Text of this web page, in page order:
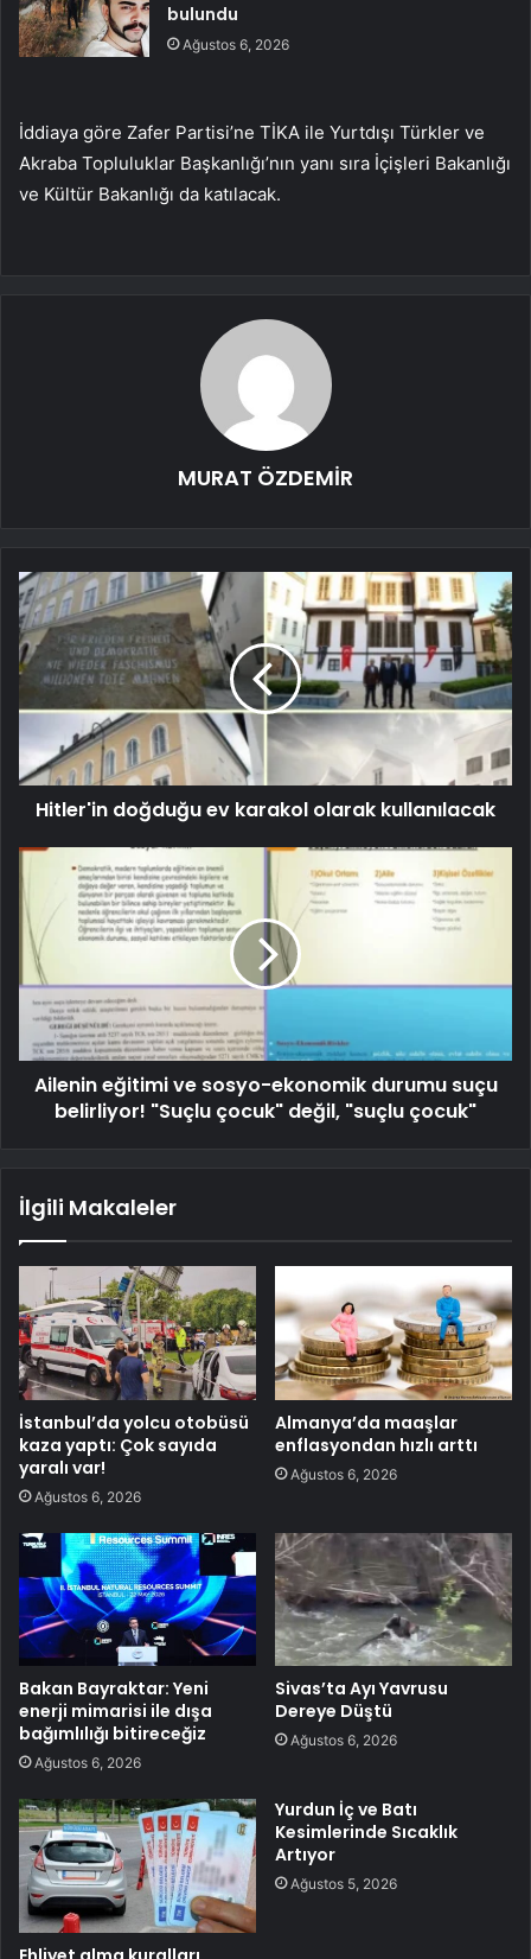
bulundu
Ağustos 6, 2026
İddiaya göre Zafer Partisi’ne TİKA ile Yurtdışı Türkler ve
Akraba Topluluklar Başkanlığı’nın yanı sıra İçişleri Bakanlığı
ve Kültür Bakanlığı da katılacak.
MURAT ÖZDEMİR
Hitler'in doğduğu ev karakol olarak kullanılacak
Ailenin eğitimi ve sosyo-ekonomik durumu suçu
belirliyor! "Suçlu çocuk" değil, "suçlu çocuk"
İlgili Makaleler
İstanbul’da yolcu otobüsü
kaza yaptı: Çok sayıda
yaralı var!
Ağustos 6, 2026
Almanya’da maaşlar
enflasyondan hızlı arttı
Ağustos 6, 2026
Bakan Bayraktar: Yeni
enerji mimarisi ile dışa
bağımlılığı bitireceğiz
Ağustos 6, 2026
Sivas’ta Ayı Yavrusu
Dereye Düştü
Ağustos 6, 2026
Yurdun İç ve Batı
Kesimlerinde Sıcaklık
Artıyor
Ağustos 5, 2026